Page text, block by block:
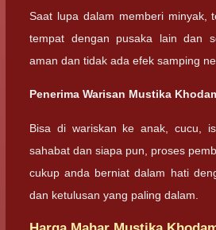
Saat lupa dalam memberi minyak,
tempat dengan pusaka lain dan
aman dan tidak ada efek samping
Penerima Warisan Mustika
Bisa di wariskan ke anak, cucu,
sahabat dan siapa pun, proses
cukup anda berniat dalam hati
dan ketulusan yang paling dalam.